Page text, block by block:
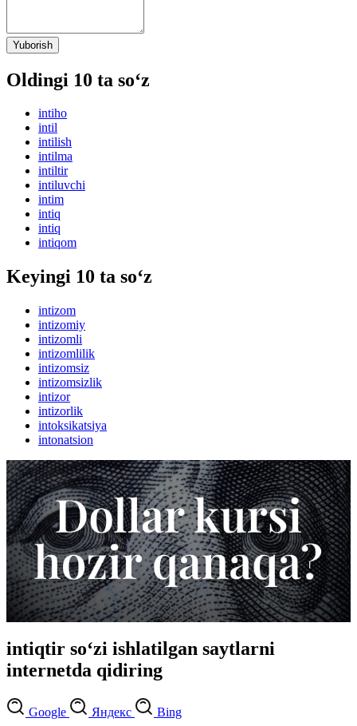
Yuborish
Oldingi 10 ta so‘z
intiho
intil
intilish
intilma
intiltir
intiluvchi
intim
intiq
intiq
intiqom
Keyingi 10 ta so‘z
intizom
intizomiy
intizomli
intizomlilik
intizomsiz
intizomsizlik
intizor
intizorlik
intoksikatsiya
intonatsion
intiqtir so‘zi ishlatilgan saytlarni
internetda qidiring
Google Яндекс Bing